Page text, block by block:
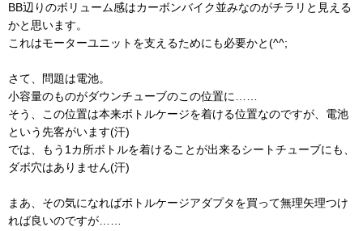
BB辺りのボリューム感はカーボンバイク並みなのがチラリと見える
かと思います。
これはモーターユニットを支えるためにも必要かと(^^;
さて、問題は電池。
小容量のものがダウンチューブのこの位置に……
そう、この位置は本来ボトルケージを着ける位置なのですが、電池
という先客がいます(汗)
では、もう1カ所ボトルを着けることが出来るシートチューブにも、
ダボ穴はありません(汗)
まあ、その気になればボトルケージアダプタを買って無理矢理つけ
れば良いのですが……